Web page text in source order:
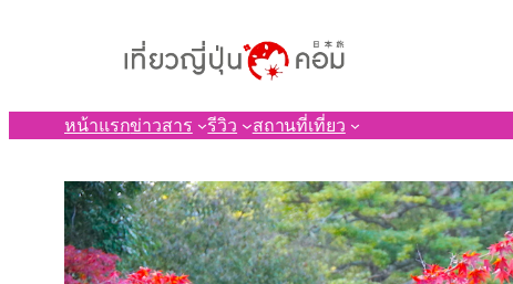
หน้าแรกข่าวสาร รีวิว สถานที่เที่ยว